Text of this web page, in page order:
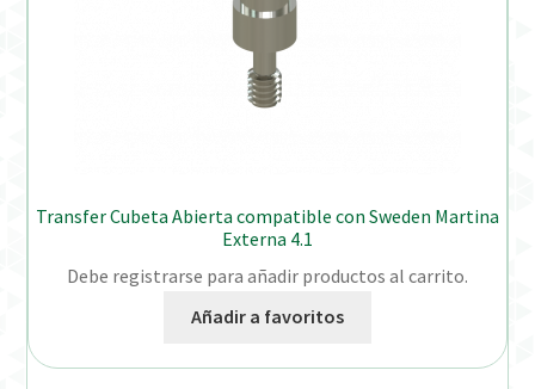
Transfer Cubeta Abierta compatible con Sweden Martina
Externa 4.1
Debe registrarse para añadir productos al carrito.
Añadir a favoritos